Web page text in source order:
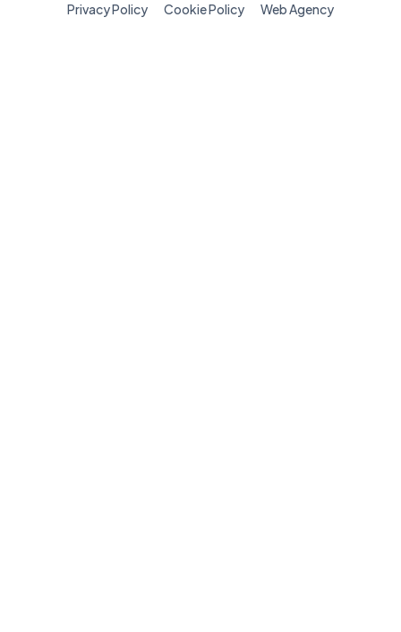
Privacy Policy
Cookie Policy Web Agency